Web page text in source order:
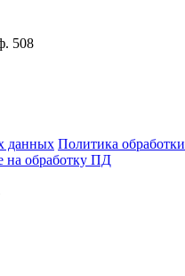
508
данных Политика обработки
на обработку ПД